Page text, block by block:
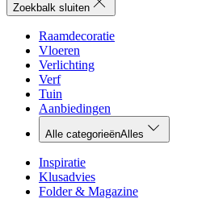
Zoekbalk sluiten
Raamdecoratie
Vloeren
Verlichting
Verf
Tuin
Aanbiedingen
Alle categorieënAlles
Inspiratie
Klusadvies
Folder & Magazine